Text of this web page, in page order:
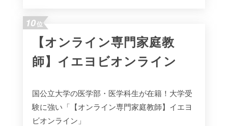
10位
【オンライン専門家庭教
師】イエヨビオンライン
国公立大学の医学部・医学科生が在籍！大学受
験に強い「【オンライン専門家庭教師】イエヨ
ビオンライン」